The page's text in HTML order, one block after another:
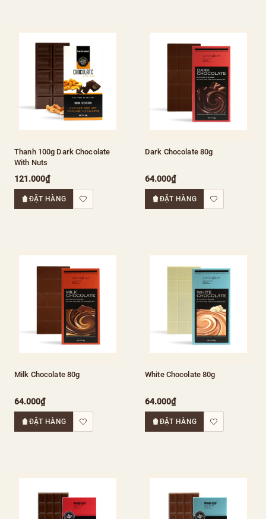
Thanh 100g Dark Chocolate
With Nuts
121.000₫
ĐẶT HÀNG
Dark Chocolate 80g
64.000₫
ĐẶT HÀNG
Milk Chocolate 80g
64.000₫
ĐẶT HÀNG
White Chocolate 80g
64.000₫
ĐẶT HÀNG